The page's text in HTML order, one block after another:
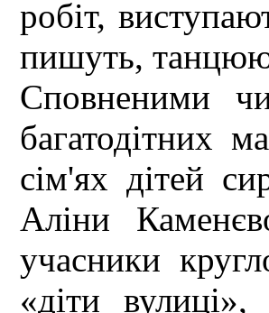
робіт,
пишуть,
Сповненими
багатодітних
сім'ях дітей
Аліни
учасники
«діти